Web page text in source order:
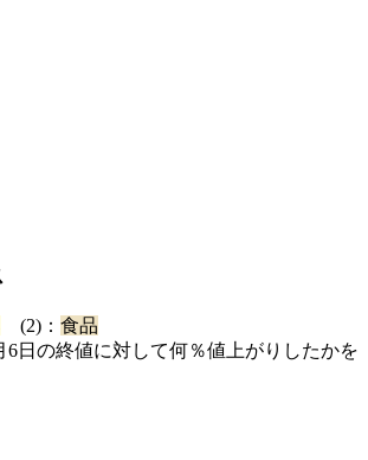
(2)： 食品
6日の終値に対して何％値上がりしたかを